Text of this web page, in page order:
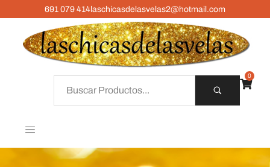
691 079 414laschicasdelasvelas2@hotmail.com
0